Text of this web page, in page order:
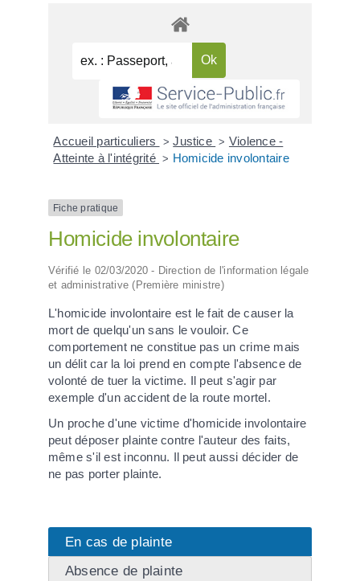
Accueil particuliers > Justice > Violence -
Atteinte à l'intégrité > Homicide involontaire
Fiche pratique
Homicide involontaire
Vérifié le 02/03/2020 - Direction de l'information légale
et administrative (Première ministre)
L'homicide involontaire est le fait de causer la
mort de quelqu'un sans le vouloir. Ce
comportement ne constitue pas un crime mais
un délit car la loi prend en compte l'absence de
volonté de tuer la victime. Il peut s'agir par
exemple d'un accident de la route mortel.
Un proche d'une victime d'homicide involontaire
peut déposer plainte contre l'auteur des faits,
même s'il est inconnu. Il peut aussi décider de
ne pas porter plainte.
En cas de plainte
Absence de plainte